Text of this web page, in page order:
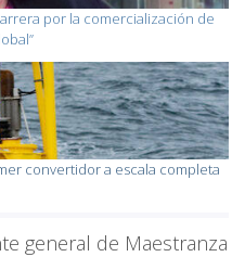
por la comercialización de
convertidor a escala completa
general de Maestranza